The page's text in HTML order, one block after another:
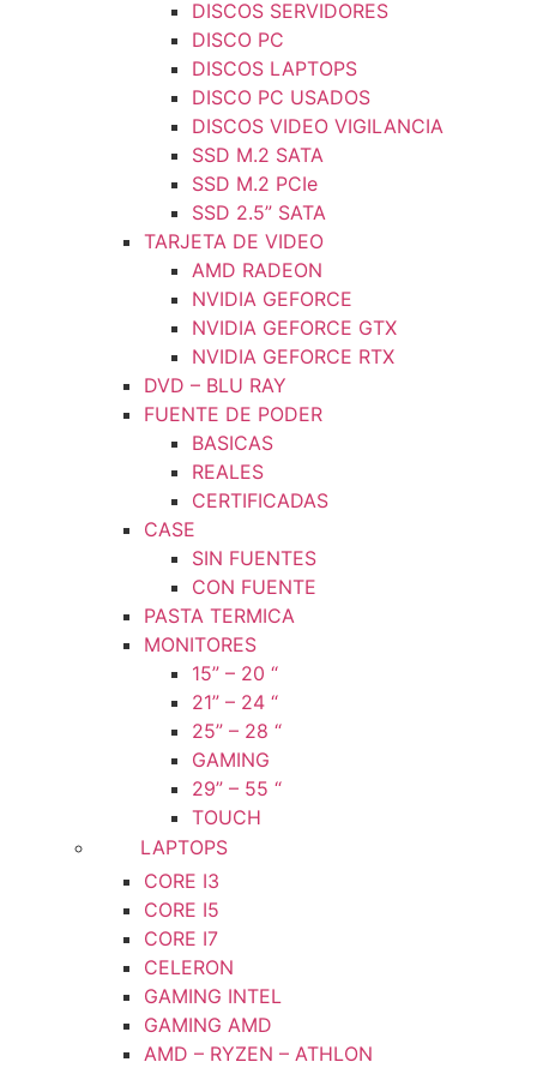
DISCOS SERVIDORES
DISCO PC
DISCOS LAPTOPS
DISCO PC USADOS
DISCOS VIDEO VIGILANCIA
SSD M.2 SATA
SSD M.2 PCIe
SSD 2.5” SATA
TARJETA DE VIDEO
AMD RADEON
NVIDIA GEFORCE
NVIDIA GEFORCE GTX
NVIDIA GEFORCE RTX
DVD – BLU RAY
FUENTE DE PODER
BASICAS
REALES
CERTIFICADAS
CASE
SIN FUENTES
CON FUENTE
PASTA TERMICA
MONITORES
15” – 20 “
21” – 24 “
25” – 28 “
GAMING
29” – 55 “
TOUCH
LAPTOPS
CORE I3
CORE I5
CORE I7
CELERON
GAMING INTEL
GAMING AMD
AMD – RYZEN – ATHLON